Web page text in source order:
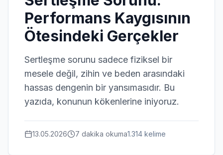
Performans Kaygısının
Ötesindeki Gerçekler
Sertleşme sorunu sadece fiziksel bir
mesele değil, zihin ve beden arasındaki
hassas dengenin bir yansımasıdır. Bu
yazıda, konunun kökenlerine iniyoruz.
13.05.2026 7 dakika okuma1.314 kelime